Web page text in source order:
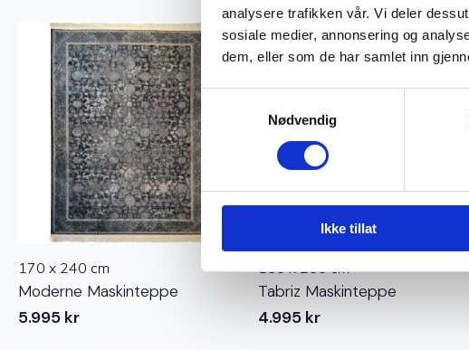
analysere trafikken vår. Vi deler
sosiale medier, annonsering og
dem, eller som de har samlet inn
Samtykkevalg
Nødvendig
Ikke tillat
170 x 240 cm
Moderne Maskinteppe
5.995 kr
150 x 200 cm
Tabriz Maskinteppe
4.995 kr